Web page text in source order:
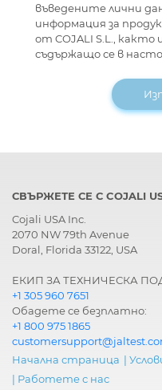
въведените лични
информация за
от COJALI S.L., както
съдържащо се в
СВЪРЖЕТЕ СЕ С COJALI
Cojali USA Inc.
2070 NW 79th Avenue
Doral, Florida 33122, USA
ЕКИП ЗА ТЕХНИЧЕСКА
+1 305 960 7651
Обадете се безплатно:
+1 800 975 1865
Начална страница |
| Работете с нас